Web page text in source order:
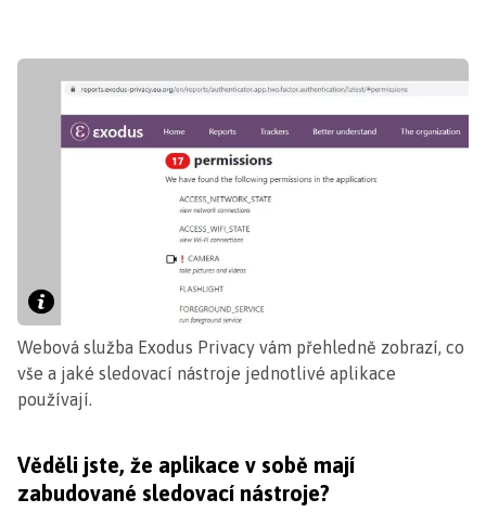
Webová služba Exodus Privacy vám přehledně zobrazí, co
vše a jaké sledovací nástroje jednotlivé aplikace
používají.
Věděli jste, že aplikace v sobě mají
zabudované sledovací nástroje?